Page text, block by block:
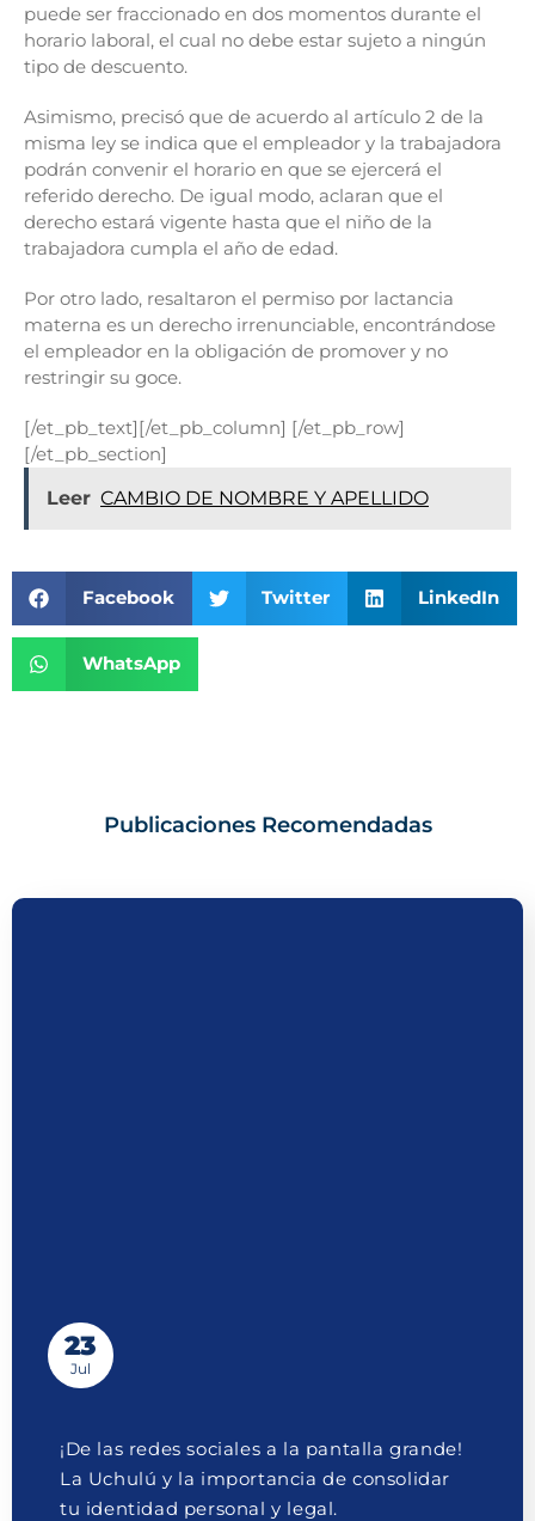
puede ser fraccionado en dos momentos durante el
horario laboral, el cual no debe estar sujeto a ningún
tipo de descuento.
Asimismo, precisó que de acuerdo al artículo 2 de la
misma ley se indica que el empleador y la trabajadora
podrán convenir el horario en que se ejercerá el
referido derecho. De igual modo, aclaran que el
derecho estará vigente hasta que el niño de la
trabajadora cumpla el año de edad.
Por otro lado, resaltaron el permiso por lactancia
materna es un derecho irrenunciable, encontrándose
el empleador en la obligación de promover y no
restringir su goce.
[/et_pb_text][/et_pb_column] [/et_pb_row]
[/et_pb_section]
Leer CAMBIO DE NOMBRE Y APELLIDO
Facebook Twitter LinkedIn
WhatsApp
Publicaciones Recomendadas
23
Jul
¡De las redes sociales a la pantalla grande!
La Uchulú y la importancia de consolidar
tu identidad personal y legal.